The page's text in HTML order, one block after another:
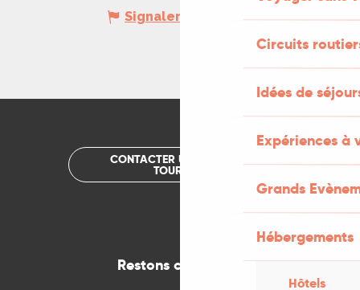
Circuits
Idées de
Expériences à
Grands
Hébergements
Hôtels
Signaler une erreur
CONTACTER UN OFFICE DE
TOURISME
Restons connectés